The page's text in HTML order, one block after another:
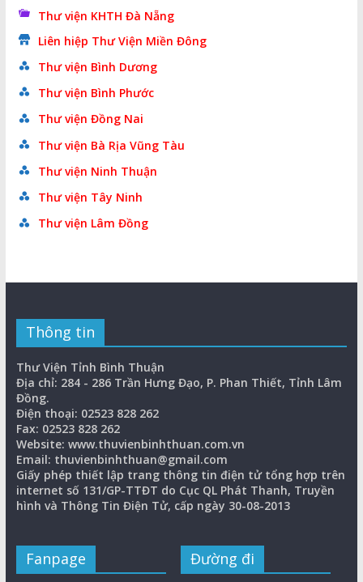
Thư viện KHTH Đà Nẵng
Liên hiệp Thư Viện Miền Đông
Thư viện Bình Dương
Thư viện Bình Phước
Thư viện Đồng Nai
Thư viện Bà Rịa Vũng Tàu
Thư viện Ninh Thuận
Thư viện Tây Ninh
Thư viện Lâm Đồng
Thông tin
Thư Viện Tỉnh Bình Thuận
Địa chỉ: 284 - 286 Trần Hưng Đạo, P. Phan Thiết, Tỉnh Lâm
Đồng.
Điện thoại: 02523 828 262
Fax: 02523 828 262
Website: www.thuvienbinhthuan.com.vn
Email: thuvienbinhthuan@gmail.com
Giấy phép thiết lập trang thông tin điện tử tổng hợp trên
internet số 131/GP-TTĐT do Cục QL Phát Thanh, Truyền
hình và Thông Tin Điện Tử, cấp ngày 30-08-2013
Fanpage Đường đi